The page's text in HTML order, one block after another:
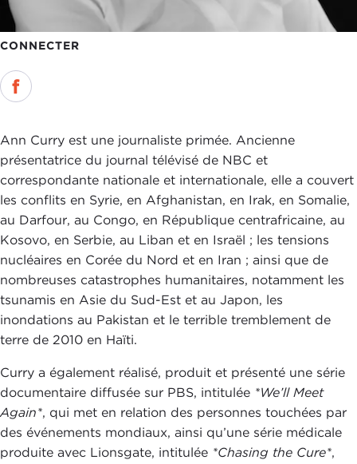
CONNECTER
Ann Curry est une journaliste primée. Ancienne
présentatrice du journal télévisé de NBC et
correspondante nationale et internationale, elle a couvert
les conflits en Syrie, en Afghanistan, en Irak, en Somalie,
au Darfour, au Congo, en République centrafricaine, au
Kosovo, en Serbie, au Liban et en Israël ; les tensions
nucléaires en Corée du Nord et en Iran ; ainsi que de
nombreuses catastrophes humanitaires, notamment les
tsunamis en Asie du Sud-Est et au Japon, les
inondations au Pakistan et le terrible tremblement de
terre de 2010 en Haïti.
Curry a également réalisé, produit et présenté une série
documentaire diffusée sur PBS, intitulée *We’ll Meet
Again*, qui met en relation des personnes touchées par
des événements mondiaux, ainsi qu’une série médicale
produite avec Lionsgate, intitulée *Chasing the Cure*,